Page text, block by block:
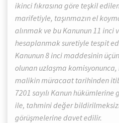
ikinci fıkrasına göre teşkil
marifetiyle, taşınmazın el
alınmak ve bu Kanunun 11 inci
hesaplanmak suretiyle tespit
Kanunun 8 inci maddesinin
olunan uzlaşma
malikin müracaat tarihinden
7201 sayılı Kanun
ile, tahmini değer
görüşmelerine davet edilir.